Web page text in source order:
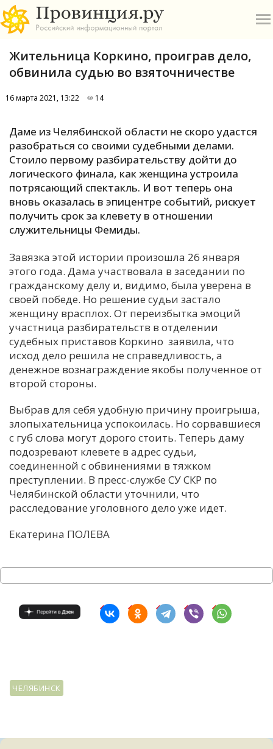
А
Б
В
Е
И
К
М
Н
О
П
С
Т
Х
Ч
Жительница Коркино, проиграв дело,
обвинила судью во взяточничестве
16 марта 2021, 13:22 14
Даме из Челябинской области не скоро удастся
разобраться со своими судебными делами.
Стоило первому разбирательству дойти до
логического финала, как женщина устроила
потрясающий спектакль. И вот теперь она
вновь оказалась в эпицентре событий, рискует
получить срок за клевету в отношении
служительницы Фемиды.
Завязка этой истории произошла 26 января
этого года. Дама участвовала в заседании по
гражданскому делу и, видимо, была уверена в
своей победе. Но решение судьи застало
женщину врасплох. От переизбытка эмоций
участница разбирательств в отделении
судебных приставов Коркино заявила, что
исход дело решила не справедливость, а
денежное вознаграждение якобы полученное от
второй стороны.
Выбрав для себя удобную причину проигрыша,
злопыхательница успокоилась. Но сорвавшиеся
с губ слова могут дорого стоить. Теперь даму
подозревают клевете в адрес судьи,
соединенной с обвинениями в тяжком
преступлении. В пресс-службе СУ СКР по
Челябинской области уточнили, что
расследование уголовного дело уже идет.
Екатерина ПОЛЕВА
ЧЕЛЯБИНСК